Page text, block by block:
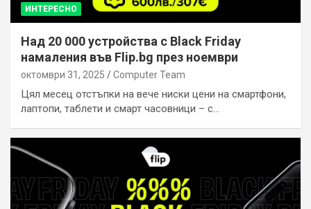
ИНТЕРЕСНО
Над 20 000 устройства с Black Friday
намаления във Flip.bg през ноември
октомври 31, 2025 Computer Team
Цял месец отстъпки на вече ниски цени на смартфони,
лаптопи, таблети и смарт часовници – с…